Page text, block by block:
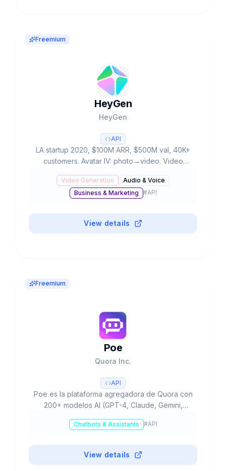
Freemium
HeyGen
HeyGen
API
LA startup 2020, $100M ARR, $500M val, 40K+
customers. Avatar IV: photo→video. Video
$29/mes unlimited. G2 #1 Fastest Growing 2025.
Video Generation
Audio & Voice
Business & Marketing
#API
View details
Freemium
Poe
Quora Inc.
API
Poe es la plataforma agregadora de Quora con
200+ modelos AI (GPT-4, Claude, Gemini,
creadores, imagen/video/audio. Free a
Chatbots & Assistants #API
View details